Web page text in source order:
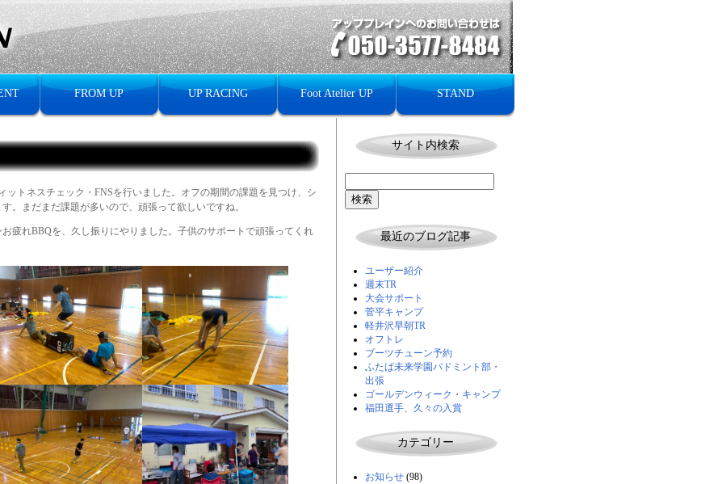
FROM UP UP RACING Foot Atelier UP STAND
サイト内検索
最近のブログ記事
ユーザー紹介
週末TR
大会サポート
菅平キャンプ
軽井沢早朝TR
オフトレ
ブーツチューン予約
ふたば未来学園バドミント部・
出張
ゴールデンウィーク・キャンプ
福田選手、久々の入賞
カテゴリー
お知らせ (98)
ットネスチェック・FNSを行いました。オフの期間の課題を見つけ、シ
。まだまだ課題が多いので、頑張って欲しいですね。
疲れBBQを、久し振りにやりました。子供のサポートで頑張ってくれ